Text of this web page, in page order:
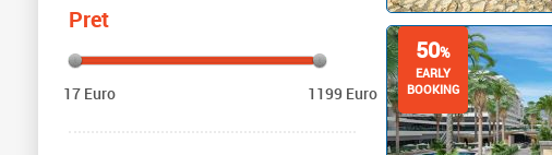
50%
EARLY
BOOKING
Pret
17 Euro 1199 Euro